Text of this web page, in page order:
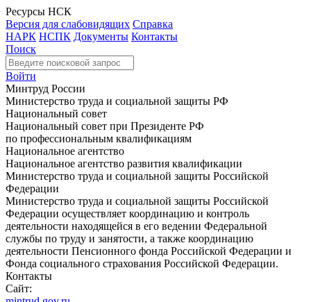
Ресурсы НСК
Версия для слабовидящих Справка
НАРК НСПК Документы Контакты
Поиск
Войти
Минтруд России
Министерство труда и социальной защиты РФ
Национальный совет
Национальный совет при Президенте РФ
по профессиональным квалификациям
Национальное агентство
Национальное агентство развития квалификации
Министерство труда и социальной защиты Российской
Федерации
Министерство труда и социальной защиты Российской
Федерации осуществляет координацию и контроль
деятельности находящейся в его ведении Федеральной
службы по труду и занятости, а также координацию
деятельности Пенсионного фонда Российской Федерации и
Фонда социального страхования Российской Федерации.
Контакты
Сайт: